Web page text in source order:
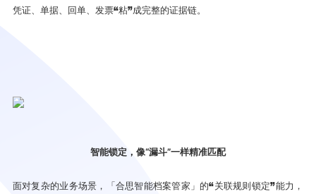
凭证、单据、回单、发票“粘”成完整的证据链。
智能锁定，像“漏斗”一样精准匹配
面对复杂的业务场景，「合思智能档案管家」的“关联规则锁定”能力，